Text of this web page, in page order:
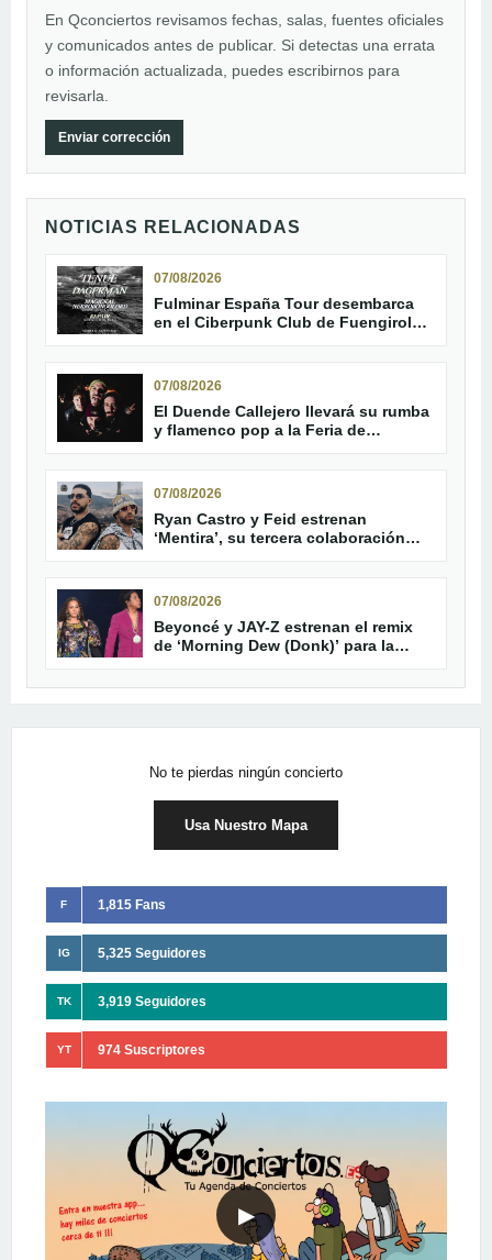
En Qconciertos revisamos fechas, salas, fuentes oficiales
y comunicados antes de publicar. Si detectas una errata
o información actualizada, puedes escribirnos para
revisarla.
Enviar corrección
NOTICIAS RELACIONADAS
07/08/2026
Fulminar España Tour desembarca
en el Ciberpunk Club de Fuengirola
07/08/2026
El Duende Callejero llevará su rumba
y flamenco pop a la Feria de
07/08/2026
Ryan Castro y Feid estrenan
‘Mentira’, su tercera colaboración
07/08/2026
Beyoncé y JAY-Z estrenan el remix
de ‘Morning Dew (Donk)’ para la
No te pierdas ningún concierto
Usa Nuestro Mapa
F 1,815 Fans
IG 5,325 Seguidores
TK 3,919 Seguidores
YT 974 Suscriptores
▶